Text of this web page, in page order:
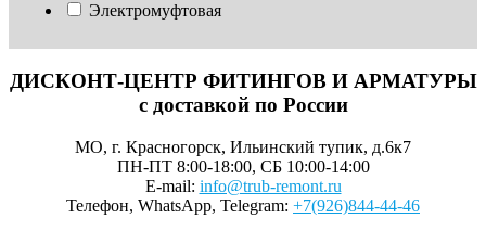
Электромуфтовая
ДИСКОНТ-ЦЕНТР ФИТИНГОВ И АРМАТУРЫ
с доставкой по России
МО, г. Красногорск, Ильинский тупик, д.6к7
ПН-ПТ 8:00-18:00, СБ 10:00-14:00
E-mail: info@trub-remont.ru
Телефон, WhatsApp, Telegram: +7(926)844-44-46